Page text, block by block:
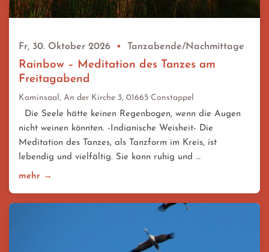
Fr, 30. Oktober 2026 • Tanzabende/Nachmittage
Rainbow – Meditation des Tanzes am
Freitagabend
Kaminsaal, An der Kirche 3, 01665 Constappel
Die Seele hätte keinen Regenbogen, wenn die Augen
nicht weinen könnten. -Indianische Weisheit- Die
Meditation des Tanzes, als Tanzform im Kreis, ist
lebendig und vielfältig. Sie kann ruhig und …
mehr →